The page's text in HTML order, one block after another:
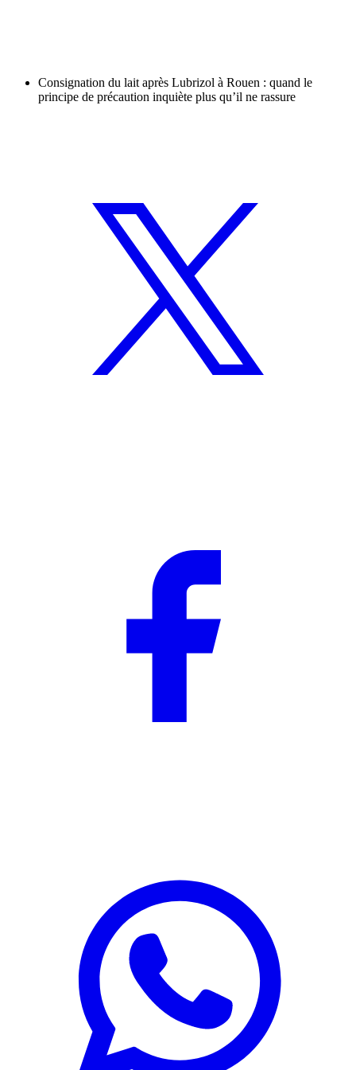
Consignation du lait après Lubrizol à Rouen : quand le
principe de précaution inquiète plus qu’il ne rassure